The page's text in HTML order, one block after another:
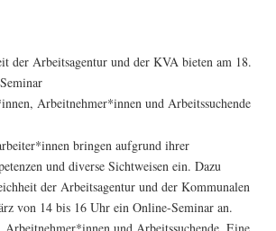
der Arbeitsagentur und der KVA bieten am 18.
Arbeitnehmer*innen und Arbeitssuchende
bringen aufgrund ihrer
und diverse Sichtweisen ein. Dazu
der Arbeitsagentur und der Kommunalen
von 14 bis 16 Uhr ein Online-Seminar an.